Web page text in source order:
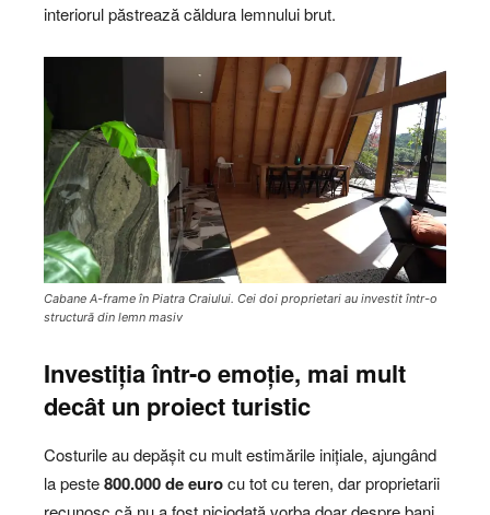
interiorul păstrează căldura lemnului brut.
Cabane A-frame în Piatra Craiului. Cei doi proprietari au investit într-o
structură din lemn masiv
Investiția într-o emoție, mai mult
decât un proiect turistic
Costurile au depășit cu mult estimările inițiale, ajungând
la peste800.000 de eurocu tot cu teren, dar proprietarii